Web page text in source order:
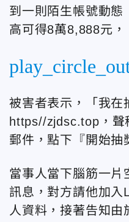
到一則陌生帳號動態
高可得8萬8,888元，
被害者表示，「我在
https//zjdsc.top，聲
郵件，點下『開始抽
當事人當下腦筋一片
訊息，對方請他加入
人資料，接著告知